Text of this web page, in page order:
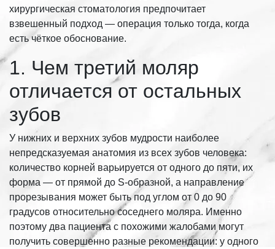
хирургическая стоматология предпочитает
взвешенный подход — операция только тогда, когда
есть чёткое обоснование.
1. Чем третий моляр
отличается от остальных
зубов
У нижних и верхних зубов мудрости наиболее
непредсказуемая анатомия из всех зубов человека:
количество корней варьируется от одного до пяти, их
форма — от прямой до S-образной, а направление
прорезывания может быть под углом от 0 до 90
градусов относительно соседнего моляра. Именно
поэтому два пациента с похожими жалобами могут
получить совершенно разные рекомендации: у одного